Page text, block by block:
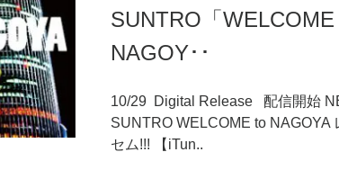
SUNTRO「
NAGOY･･
10/29 Digital Release 配信開始
SUNTRO WELCOME to NAGOYA
セム!!! 【iTun..